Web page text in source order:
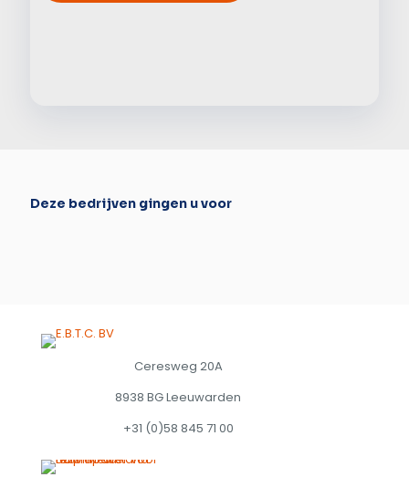
Deze bedrijven gingen u voor
Ceresweg 20A
8938 BG Leeuwarden
+31 (0)58 845 71 00